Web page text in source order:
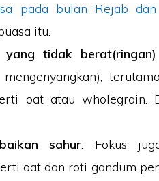
pada bulan Rejab dan
itu.
yang tidak
oat atau wholegrain.
sahur. Fokus
oat dan roti gandum